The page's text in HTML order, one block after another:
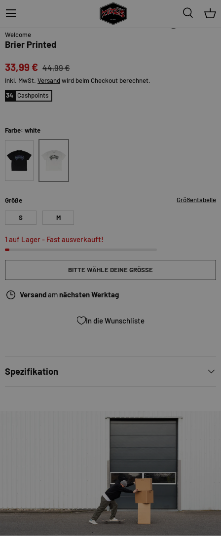
Suche
Menü
24%
Welcome
Brier Printed
33,99 € 44,99 €
inkl. MwSt. Versandwird beim Checkout berechnet.
34 Cashpoints
Farbe: white
Größe Größentabelle
S M
1 auf Lager- Fast ausverkauft!
BITTE WÄHLE DEINE GRÖSSE
Versandamnächsten Werktag
In die Wunschliste
Spezifikation